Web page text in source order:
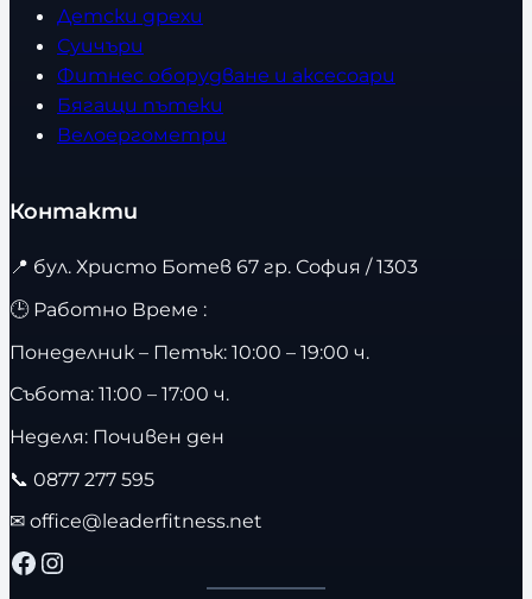
Детски дрехи
Суичъри
Фитнес оборудване и аксесоари
Бягащи пътеки
Велоергометри
Контакти
📍 бул. Христо Ботев 67 гр. София / 1303
🕒 Работно Време :
Понеделник – Петък: 10:00 – 19:00 ч.
Събота: 11:00 – 17:00 ч.
Неделя: Почивен ден
📞 0877 277 595
✉ office@leaderfitness.net
Facebook Instagram